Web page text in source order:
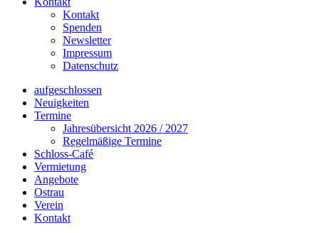
Kontakt
Spenden
Newsletter
Impressum
Datenschutz
aufgeschlossen
Neuigkeiten
Termine
Jahresübersicht 2026 / 2027
Regelmäßige Termine
Schloss-Café
Vermietung
Angebote
Ostrau
Verein
Kontakt